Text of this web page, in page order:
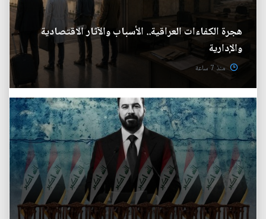
هجرة الكفاءات العراقية.. الأسباب والآثار الاقتصادية
والإدارية
منذ 7 ساعة